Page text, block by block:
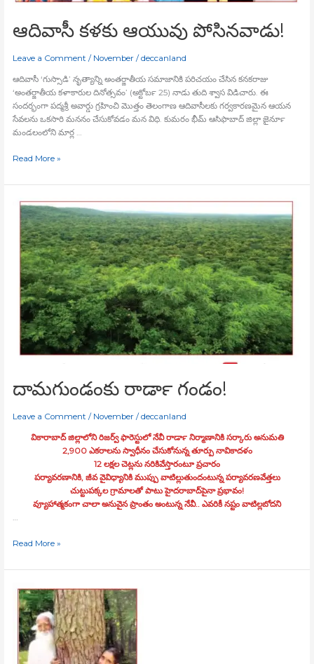
ఆదివాసీ కళకు ఆయువు పోసినవాడు!
Leave a Comment / November /deccanland
ఆదివాసీ ‘గుస్సాడి’ నృత్యాన్ని అంతర్జాతీయ సమాజానికి పరిచయం చేసిన కనకరాజు
‘అంతర్జాతీయ కళాకారుల దినోత్సవం’ (అక్టోబర్‍ 25) నాడు తుది శ్వాస విడిచారు. ఈ
సందర్భంగా పద్మశ్రీ అవార్డు గ్రహించి మొత్తం తెలంగాణ ఆదివాసీలకు గర్వకారణమైన ఆయన
సేవలను ఒకసారి మననం చేసుకోవడం మన విధి. కుమరం భీమ్‍ ఆసిఫాబాద్‍ జిల్లా జైనూర్‍
మండలంలోని మార్ల …
Read More »
దామగుండంకు రాడార్‍ గండం!
Leave a Comment / November /deccanland
వికారాబాద్‍ జిల్లాలోని రిజర్వ్ ఫారెస్టులో నేవీ రాడార్‍ నిర్మాణానికి సర్కారు అనుమతి
2,900 ఎకరాలను స్వాధీనం చేసుకోనున్న తూర్పు నావికాదళం
12 లక్షల చెట్లను నరికివేస్తారంటూ ప్రచారం
పర్యావరణానికి, జీవ వైవిధ్యానికి ముప్పు వాటిల్లుతుందంటున్న పర్యావరణవేత్తలు
చుట్టుపక్కల గ్రామాలతో పాటు హైదరాబాద్‍పైనా ప్రభావం!
వ్యూహాత్మకంగా చాలా అనువైన ప్రాంతం అంటున్న నేవీ.. ఎవరికీ నష్టం వాటిల్లబోదని
దామగుండంకు
రాడార్‍
గండం!
Read More »
పర్యావరణ
హితవరులు
మనం
కాక
ఇంకెవరు?